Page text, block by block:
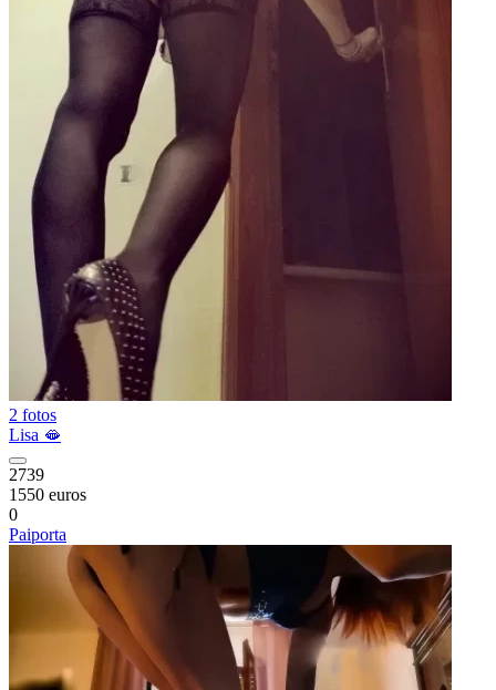
2 fotos
Lisa 🫦
2739
1550 euros
0
Paiporta